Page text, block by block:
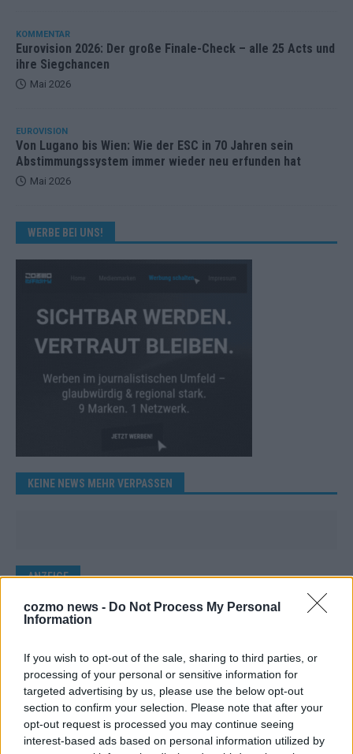
cozmo news - Do Not Process My Personal
Information
If you wish to opt-out of the sale, sharing to third parties, or
processing of your personal or sensitive information for
targeted advertising by us, please use the below opt-out
section to confirm your selection. Please note that after your
opt-out request is processed you may continue seeing
interest-based ads based on personal information utilized by
KOMMENTAR
Eurovision 2026: Der große Finale-Check – alle 25 Acts und
ihre Siegchancen
Mai 2026
EUROVISION
Von Lugano bis Wien: Wie der ESC in 70 Jahren sein
Abstimmungssystem immer wieder neu erfunden hat
Mai 2026
WERBE BEI UNS!
KEINE NEWS MEHR VERPASSEN
ANZEIGE